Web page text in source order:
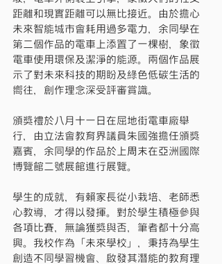
距離和現實距離可以無比接近。由於擔心
未來智能城市會耗用過多電力，余同學在
第二個作品的電車上添置了一棵樹，象徵
電車使用環保及潔淨的能源。兩個作品展
示了對未來科技的期盼及綠色低碳生活的
嚮往，創作理念深受評審賞識。
頒獎禮於八月十一日在屈地街電車廠舉
行，由立法會教育界議員朱國強擔任頒獎
嘉賓，余同學的作品於上周末在亞洲國際
博覽館二號展館進行展覽。
學生的成就，有賴家長從小栽培、老師悉
心教導，才得以發揮。對於學生積極參與
各項比賽，無論獲獎與否，筆者都十分高
興。我校作為「未來學校」，秉持為學生
創造不同學習機會、啟發其潛能的教育理